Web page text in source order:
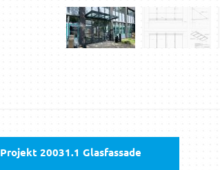
Projekt 20031.1 Glasfassade